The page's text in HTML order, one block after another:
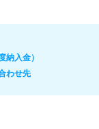
納入金）
わせ先